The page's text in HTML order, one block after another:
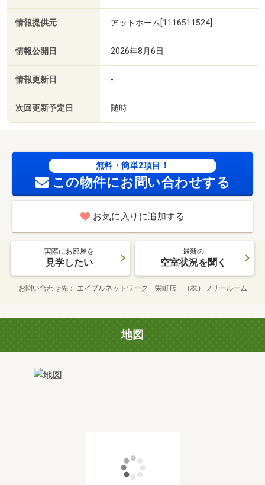
情報提供元 アットホーム[1116511524]
情報公開日 2026年8月6日
情報更新日 -
次回更新予定日 随時
無料・簡単2項目！
この物件にお問い合わせする
お気に入りに追加する
実際にお部屋を
見学したい
最新の
空室状況を聞く
お問い合わせ先 エイブルネットワーク 栄町店 （株）フリールーム
地図